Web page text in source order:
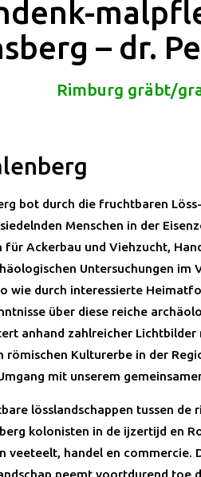
– dr.
Rimburg gräbt/
bot durch die fruchtbaren
Menschen in der
für Ackerbau und Viehzucht,
Untersuchungen im
wie durch interessierte
über diese reiche
anhand zahlreicher Lichtbilder
römischen Kulturerbe in der
mit unserem
lösslandschappen tussen de
kolonisten in de ijzertijd en
veeteelt, handel en commercie.